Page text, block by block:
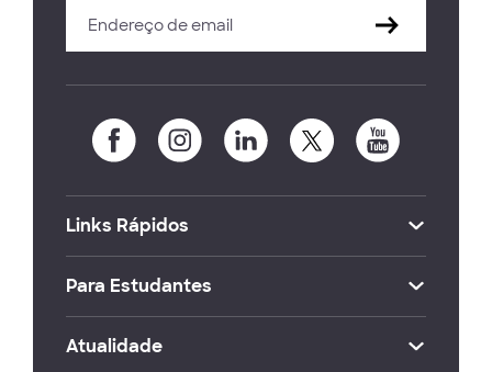
Links Rápidos
Para Estudantes
Atualidade